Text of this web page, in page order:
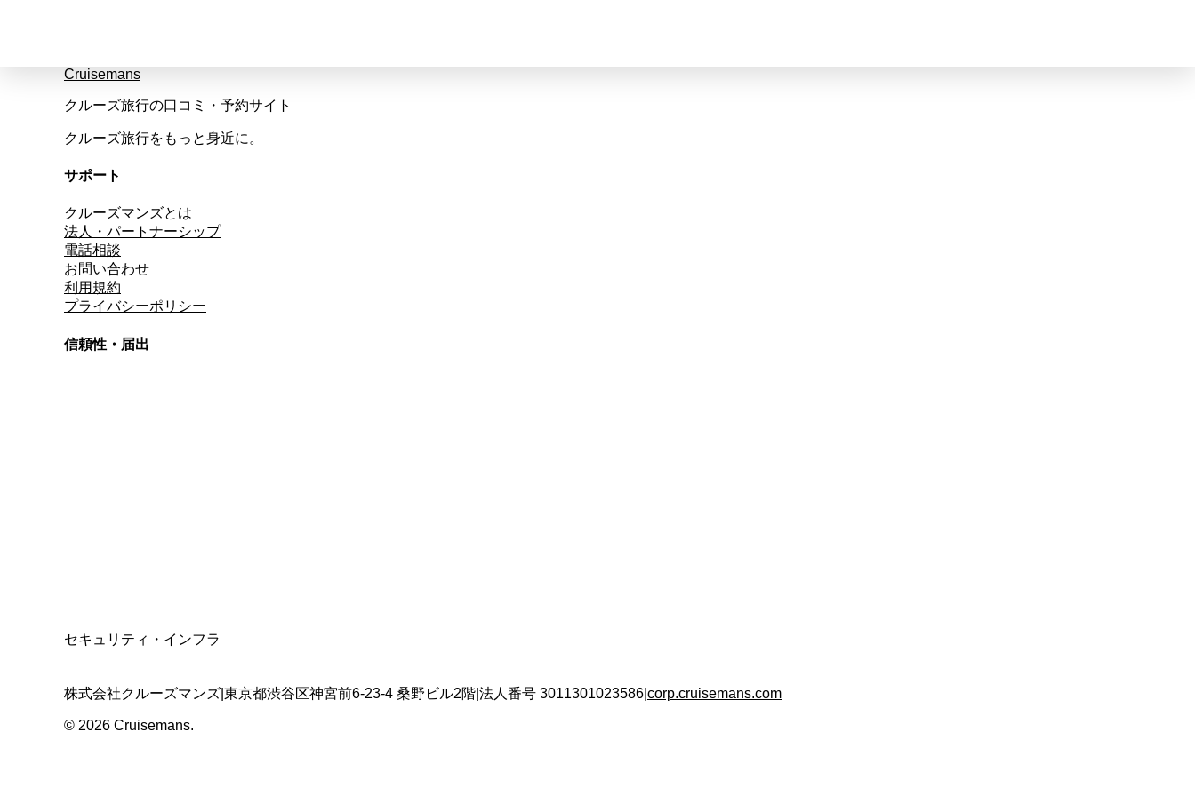
Cruisemans
クルーズ旅行の口コミ・予約サイト
クルーズ旅行をもっと身近に。
サポート
クルーズマンズとは
法人・パートナーシップ
電話相談
お問い合わせ
利用規約
プライバシーポリシー
信頼性・届出
セキュリティ・インフラ
株式会社クルーズマンズ 東京都渋谷区神宮前6-23-4 桑野ビル2階 法人番号 3011301023586 corp.cruisemans.com
© 2026 Cruisemans.